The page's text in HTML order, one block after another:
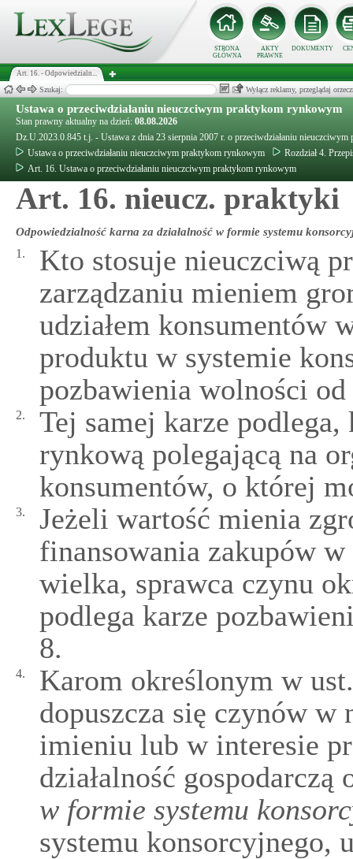
STRONA
GŁÓWNA
AKTY
PRAWNE
DOKUMENTY
Art. 16. - Odpowiedzialn...
Szukaj: Wyłącz reklamy, przeglądaj
Ustawa o przeciwdziałaniu nieuczciwym praktykom rynkowym
Stan prawny aktualny na dzień: 08.08.2026
Dz.U.2023.0.845 t.j. - Ustawa z dnia 23 sierpnia 2007 r. o przeciwdziałaniu
Ustawa o przeciwdziałaniu nieuczciwym praktykom rynkowym
Rozdział 4.
Art. 16. Ustawa o przeciwdziałaniu nieuczciwym praktykom rynkowym
Art. 16. nieucz. praktyki
Odpowiedzialność karna za działalność w formie systemu
1.
Kto stosuje nieuczciwą
zarządzaniu mieniem
udziałem konsumentów
produktu w systemie
pozbawienia wolności
2.
Tej samej karze
rynkową polegającą na
konsumentów, o której
3.
Jeżeli wartość mienia
finansowania zakupów
wielka, sprawca czynu
podlega karze
8.
4.
Karom określonym w
dopuszcza się czynów w
imieniu lub w interesie
działalność gospodarczą
w formie systemu
systemu konsorcyjnego,